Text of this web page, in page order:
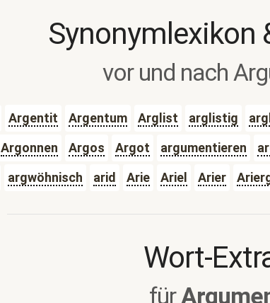
Synonymlexikon
vor und nach
Argentit Argentum Arglist arglistig
Argonnen Argos Argot argumentieren
argwöhnisch arid Arie Ariel Arier
Wort-
für